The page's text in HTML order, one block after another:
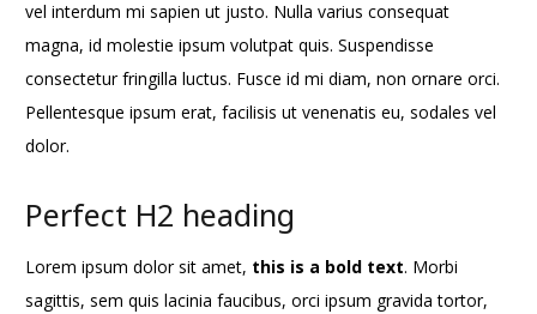
vel interdum mi sapien ut justo. Nulla varius consequat
magna, id molestie ipsum volutpat quis. Suspendisse
consectetur fringilla luctus. Fusce id mi diam, non ornare orci.
Pellentesque ipsum erat, facilisis ut venenatis eu, sodales vel
dolor.
Perfect H2 heading
Lorem ipsum dolor sit amet, this is a bold text. Morbi
sagittis, sem quis lacinia faucibus, orci ipsum gravida tortor,